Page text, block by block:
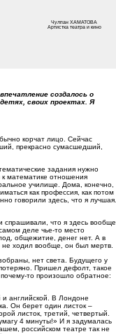
Чулпан ХАМАТОВА
Артистка театра и кино
создалось о
своих проектах. Я
корчат лицо. Сейчас
прекрасно сумасшедший,
задания нужно
математике отношения
училище. Дома, конечно,
как профессия, как потом
говорили здесь, что я лучшая.
спрашивали, что я здесь вообще
деле чье-то место
общежитие, денег нет. А в
ходил вообще, он был мертв.
нет света. Будущего у
Пришел дефолт, такое
то произошло обратное:
английской. В Лондоне
Он берет один листок –
листок, третий, четвертый.
4 минуты!» И я задумалась
российском театре так не